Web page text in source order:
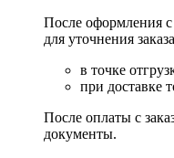
После оформления
для уточнения
в точке
при доставке
После оплаты с
документы.